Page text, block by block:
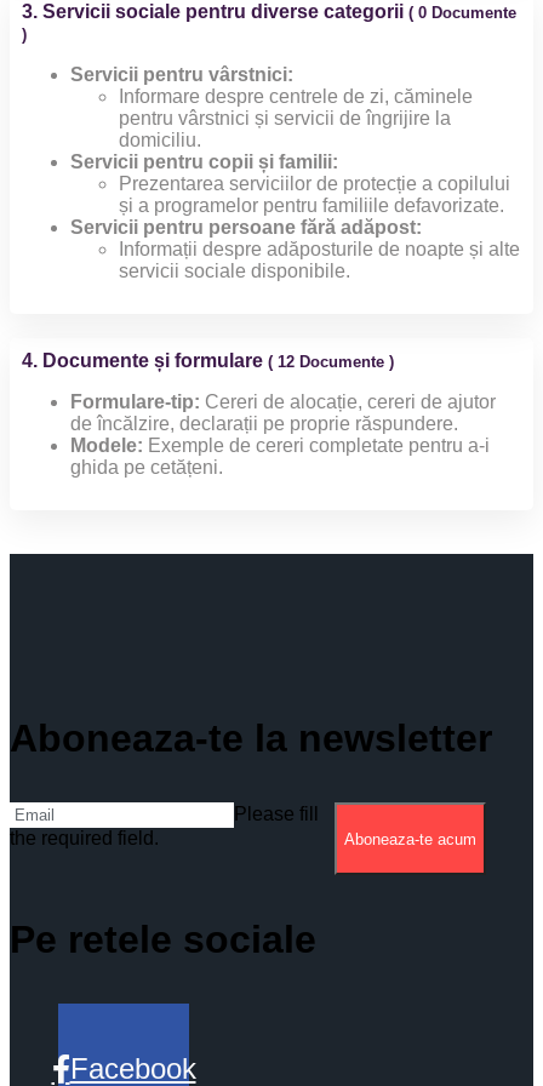
3. Servicii sociale pentru diverse categorii ( 0 Documente
)
Servicii pentru vârstnici:
Informare despre centrele de zi, căminele
pentru vârstnici și servicii de îngrijire la
domiciliu.
Servicii pentru copii și familii:
Prezentarea serviciilor de protecție a copilului
și a programelor pentru familiile defavorizate.
Servicii pentru persoane fără adăpost:
Informații despre adăposturile de noapte și alte
servicii sociale disponibile.
4. Documente și formulare ( 12 Documente )
Formulare-tip: Cereri de alocație, cereri de ajutor
de încălzire, declarații pe proprie răspundere.
Modele: Exemple de cereri completate pentru a-i
ghida pe cetățeni.
Aboneaza-te la newsletter
Please fill
the required field.
Aboneaza-te acum
Pe retele sociale
Facebook